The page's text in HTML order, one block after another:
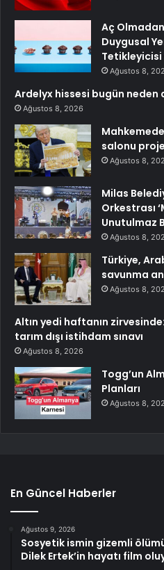
Aç
Duygusal
Tetikleyicisi
Ağustos 8,
Ardelyx hissesi bugün neden
Ağustos 8, 2026
salonu
Ağustos 8,
Milas
Orkestrası
Unutulmaz
Ağustos 8,
Türkiye,
savunma
Ağustos 8,
Altın yedi haftanın
tarım dışı istihdam sınavı
Ağustos 8, 2026
Togg’un
Planları
Ağustos 8,
En Güncel Haberler
Ağustos 9, 2026
Sosyetik ismin gizemli
Dilek Ertek’in hayatı film